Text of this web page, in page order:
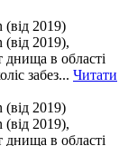
(від 2019)
(від 2019),
в області
забез... Читати
(від 2019)
(від 2019),
в області